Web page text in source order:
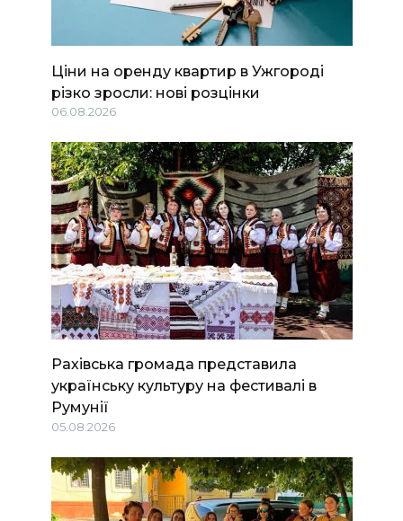
Ціни на оренду квартир в Ужгороді
різко зросли: нові розцінки
06.08.2026
Рахівська громада представила
українську культуру на фестивалі в
Румунії
05.08.2026